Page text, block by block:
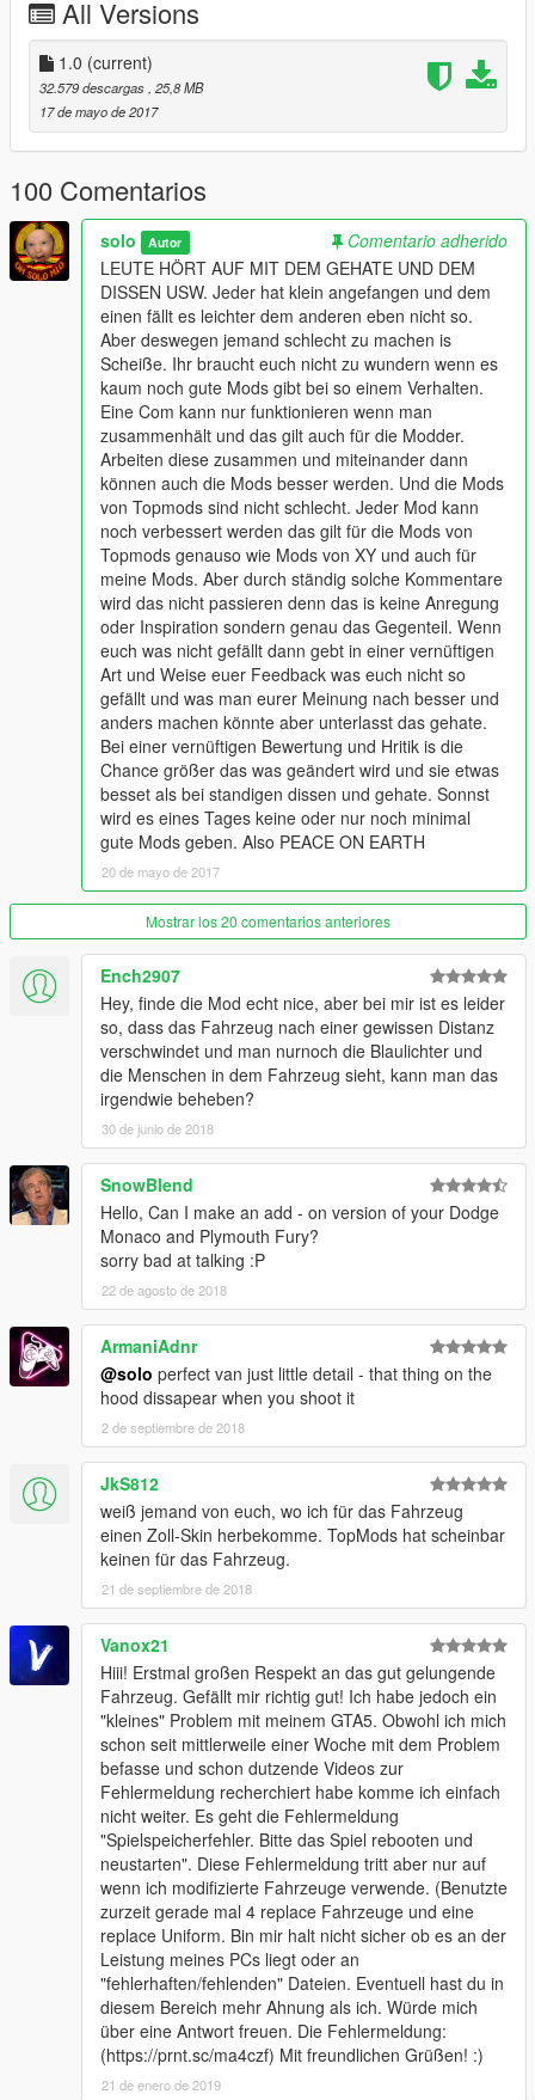
more fetched as to Details and Gimmicks (small Wink with the
fence post to the appropriate modder :)) I have added some
special Features and Details. For example, I made working
Wipers or Mirrors that can be shot off and fall off in the crash.
But there are more Details to see so look and see for yourself.
All Versions
1.0 (current)
32.579 descargas , 25,8 MB
17 de mayo de 2017
100 Comentarios
solo Autor
Comentario adherido
LEUTE HÖRT AUF MIT DEM GEHATE UND DEM
DISSEN USW. Jeder hat klein angefangen und dem
einen fällt es leichter dem anderen eben nicht so.
Aber deswegen jemand schlecht zu machen is
Scheiße. Ihr braucht euch nicht zu wundern wenn es
kaum noch gute Mods gibt bei so einem Verhalten.
Eine Com kann nur funktionieren wenn man
zusammenhält und das gilt auch für die Modder.
Arbeiten diese zusammen und miteinander dann
können auch die Mods besser werden. Und die Mods
von Topmods sind nicht schlecht. Jeder Mod kann
noch verbessert werden das gilt für die Mods von
Topmods genauso wie Mods von XY und auch für
meine Mods. Aber durch ständig solche Kommentare
wird das nicht passieren denn das is keine Anregung
oder Inspiration sondern genau das Gegenteil. Wenn
euch was nicht gefällt dann gebt in einer vernüftigen
Art und Weise euer Feedback was euch nicht so
gefällt und was man eurer Meinung nach besser und
anders machen könnte aber unterlasst das gehate.
Bei einer vernüftigen Bewertung und Hritik is die
Chance größer das was geändert wird und sie etwas
besset als bei standigen dissen und gehate. Sonnst
wird es eines Tages keine oder nur noch minimal
gute Mods geben. Also PEACE ON EARTH
20 de mayo de 2017
Mostrar los 20 comentarios anteriores
Ench2907
Hey, finde die Mod echt nice, aber bei mir ist es leider
so, dass das Fahrzeug nach einer gewissen Distanz
verschwindet und man nurnoch die Blaulichter und
die Menschen in dem Fahrzeug sieht, kann man das
irgendwie beheben?
30 de junio de 2018
SnowBlend
Hello, Can I make an add - on version of your Dodge
Monaco and Plymouth Fury?
sorry bad at talking :P
22 de agosto de 2018
ArmaniAdnr
@solo perfect van just little detail - that thing on the
hood dissapear when you shoot it
2 de septiembre de 2018
JkS812
weiß jemand von euch, wo ich für das Fahrzeug
einen Zoll-Skin herbekomme. TopMods hat scheinbar
keinen für das Fahrzeug.
21 de septiembre de 2018
Vanox21
Hiii! Erstmal großen Respekt an das gut gelungende
Fahrzeug. Gefällt mir richtig gut! Ich habe jedoch ein
"kleines" Problem mit meinem GTA5. Obwohl ich mich
schon seit mittlerweile einer Woche mit dem Problem
befasse und schon dutzende Videos zur
Fehlermeldung recherchiert habe komme ich einfach
nicht weiter. Es geht die Fehlermeldung
"Spielspeicherfehler. Bitte das Spiel rebooten und
neustarten". Diese Fehlermeldung tritt aber nur auf
wenn ich modifizierte Fahrzeuge verwende. (Benutzte
zurzeit gerade mal 4 replace Fahrzeuge und eine
replace Uniform. Bin mir halt nicht sicher ob es an der
Leistung meines PCs liegt oder an
"fehlerhaften/fehlenden" Dateien. Eventuell hast du in
diesem Bereich mehr Ahnung als ich. Würde mich
über eine Antwort freuen. Die Fehlermeldung:
(https://prnt.sc/ma4czf) Mit freundlichen Grüßen! :)
21 de enero de 2019